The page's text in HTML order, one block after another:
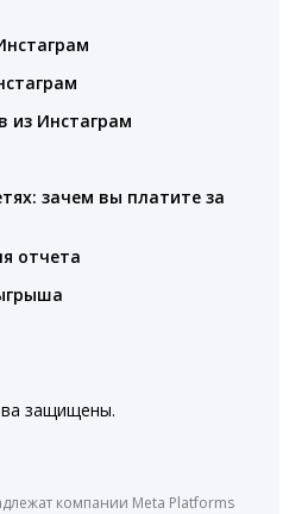
из Инстаграм
зачем вы платите за
отчета
защищены.
компании Meta Platforms